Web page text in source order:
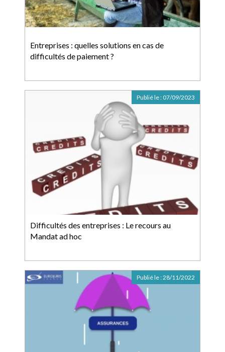
Entreprises : quelles solutions en cas de
difficultés de paiement ?
Difficultés des entreprises : Le recours au
Mandat ad hoc
Publié le : 07/09/2023
Publié le :28/11/2022